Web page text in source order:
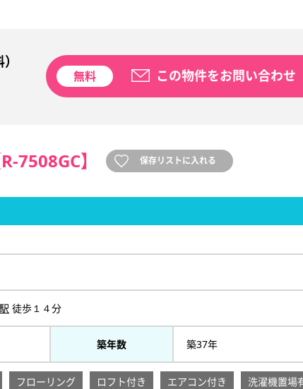
無料 この物件をお問い合わせ
R-7508GC】 保存リストに入れる
徒歩１４分
築年数 築37年
フローリング ロフト付き エアコン付き 洗濯機置場